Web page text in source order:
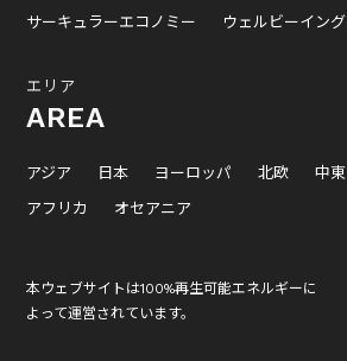
サーキュラーエコノミー
ウェルビーイング
エリア
AREA
アジア 日本 ヨーロッパ 北欧 中東
アフリカ
オセアニア
本ウェブサイトは100%再生可能エネルギーに
よって運営されています。